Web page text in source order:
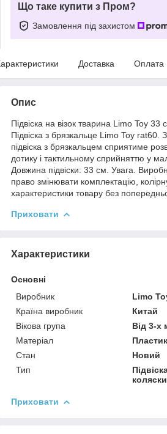
Що таке купити з Пром?
Замовлення під захистом
Доставка Оплата
Опис
Підвіска на візок тварина Limo Toy 33
Підвіска з брязкальце Limo Toy rat60.
підвіска з брязкальцем сприятиме
дотику і тактильному сприйняттю у
Довжина підвіски: 33 см. Увага.
право змінювати комплектацію,
характеристики товару без
Приховати
Характеристики
Основні
Виробник
Limo
Країна виробник
Китай
Вікова група
Від 3-х
Матеріал
Пластик
Стан
Новий
Тип
коляски
Приховати